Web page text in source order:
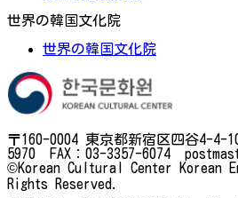
世界の韓国文化院
世界の韓国文化院
〒160-0004 東京都新宿区四谷4-4-
5970 FAX：03-3357-6074
©Korean Cultural Center Korean
Rights Reserved.